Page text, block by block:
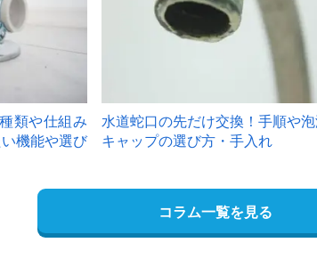
類や仕組み
機能や選び
水道蛇口の先だけ交換！手順や
キャップの選び方・手入れ
コラム一覧を見る